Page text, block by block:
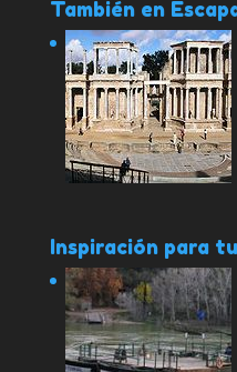
También en
Inspiración para